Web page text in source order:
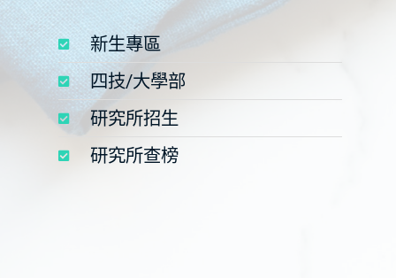
新生專區
四技/大學部
研究所招生
研究所查榜